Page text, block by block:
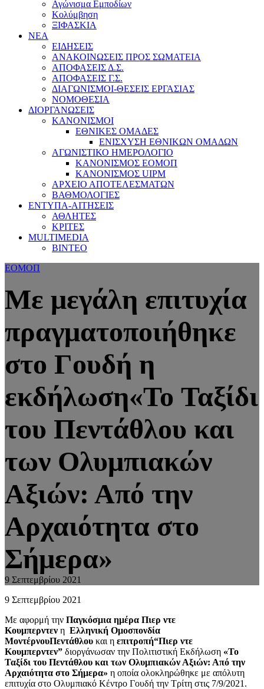
Αγώνισμα Εμποδίων
Κολύμβηση
ΞΙΦΑΣΚΙΑ
NEA
ΕΙΔΗΣΕΙΣ
ΑΝΑΚΟΙΝΩΣΕΙΣ ΠΡΟΣ ΣΩΜΑΤΕΙΑ
ΑΠΟΦΑΣΕΙΣ Δ.Σ.
ΑΠΟΦΑΣΕΙΣ Γ.Σ.
ΔΙΑΓΩΝΙΣΜΟΙ-ΘΕΣΕΙΣ ΕΡΓΑΣΙΑΣ
ΝΟΜΟΘΕΣΙΑ
ΔΙΟΡΓΑΝΩΣΕΙΣ
ΚΑΝΟΝΙΣΜΟΙ
ΕΘΝΙΚΕΣ ΟΜΑΔΕΣ
ΕΝΙΣΧΥΣΗ ΕΘΝΙΚΩΝ ΟΜΑΔΩΝ
ΑΓΩΝΙΣΤΙΚΟ ΗΜΕΡΟΛΟΓΙΟ
ΚΑΝΟΝΙΣΜΟΣ ΕΟΜΟΠ
ΚΑΝΟΝΙΣΜΟΣ UIPM
ΑΡΧΕΙΟ ΑΠΟΤΕΛΕΣΜΑΤΩΝ
ΒΑΘΜΟΛΟΓΙΕΣ
ΕΝΤΥΠΑ-ΑΙΤΗΣΕΙΣ
ΑΘΛΗΤΕΣ
ΚΡΙΤΕΣ
MULTIMEDIA
ΒΙΝΤΕΟ
ΕΟΜΟΠ
Με μεγάλη επιτυχία
πραγματοποιήθηκε
στο Γουδή η
εκδήλωση«To Ταξίδι
του Πεντάθλου και
των Ολυμπιακών
Αξιών: Από την
Αρχαιότητα στο
Σήμερα»
9 Σεπτεμβρίου 2021
9 Σεπτεμβρίου 2021
Με αφορμή την Παγκόσμια ημέρα Πιερ ντε
Κουμπερντεν η Ελληνική Ομοσπονδία
ΜοντέρνουΠεντάθλου και η επιτροπή“Πιερ ντε
Κουμπερντεν” διοργάνωσαν την Πολιτιστική Εκδήλωση «To
Ταξίδι του Πεντάθλου και των Ολυμπιακών Αξιών: Από την
Αρχαιότητα στο Σήμερα» η οποία ολοκληρώθηκε με απόλυτη
επιτυχία στο Ολυμπιακό Κέντρο Γουδή την Τρίτη στις 7/9/2021.